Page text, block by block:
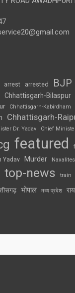
arrest arrested BJP
Chhattisgarh-Bilaspur
Chhattisgarh-Kabirdham
Chhattisgarh-
Dr. Yadav Chief
featured
Yadav Murder Naxalites
top-news train
भोपाल मध्य प्रदेश